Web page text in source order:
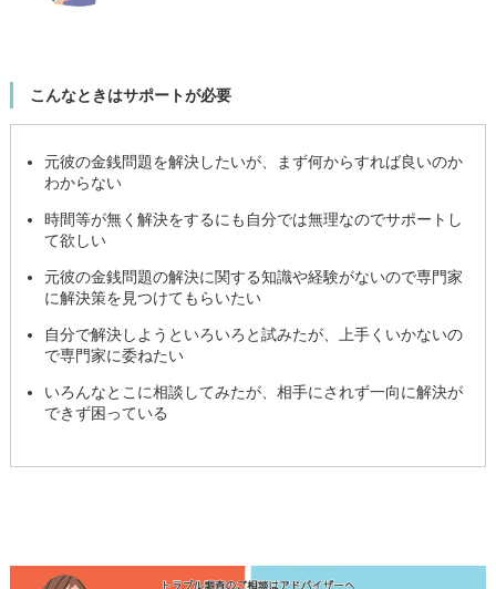
こんなときはサポートが必要
元彼の金銭問題を解決したいが、まず何からすれば良いのか
わからない
時間等が無く解決をするにも自分では無理なのでサポートし
て欲しい
元彼の金銭問題の解決に関する知識や経験がないので専門家
に解決策を見つけてもらいたい
自分で解決しようといろいろと試みたが、上手くいかないの
で専門家に委ねたい
いろんなとこに相談してみたが、相手にされず一向に解決が
できず困っている